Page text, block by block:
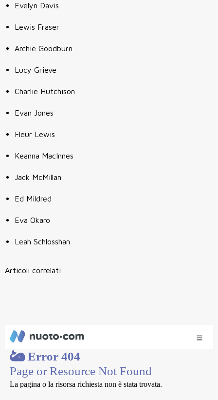
Evelyn Davis
Lewis Fraser
Archie Goodburn
Lucy Grieve
Charlie Hutchison
Evan Jones
Fleur Lewis
Keanna MacInnes
Jack McMillan
Ed Mildred
Eva Okaro
Leah Schlosshan
Articoli correlati